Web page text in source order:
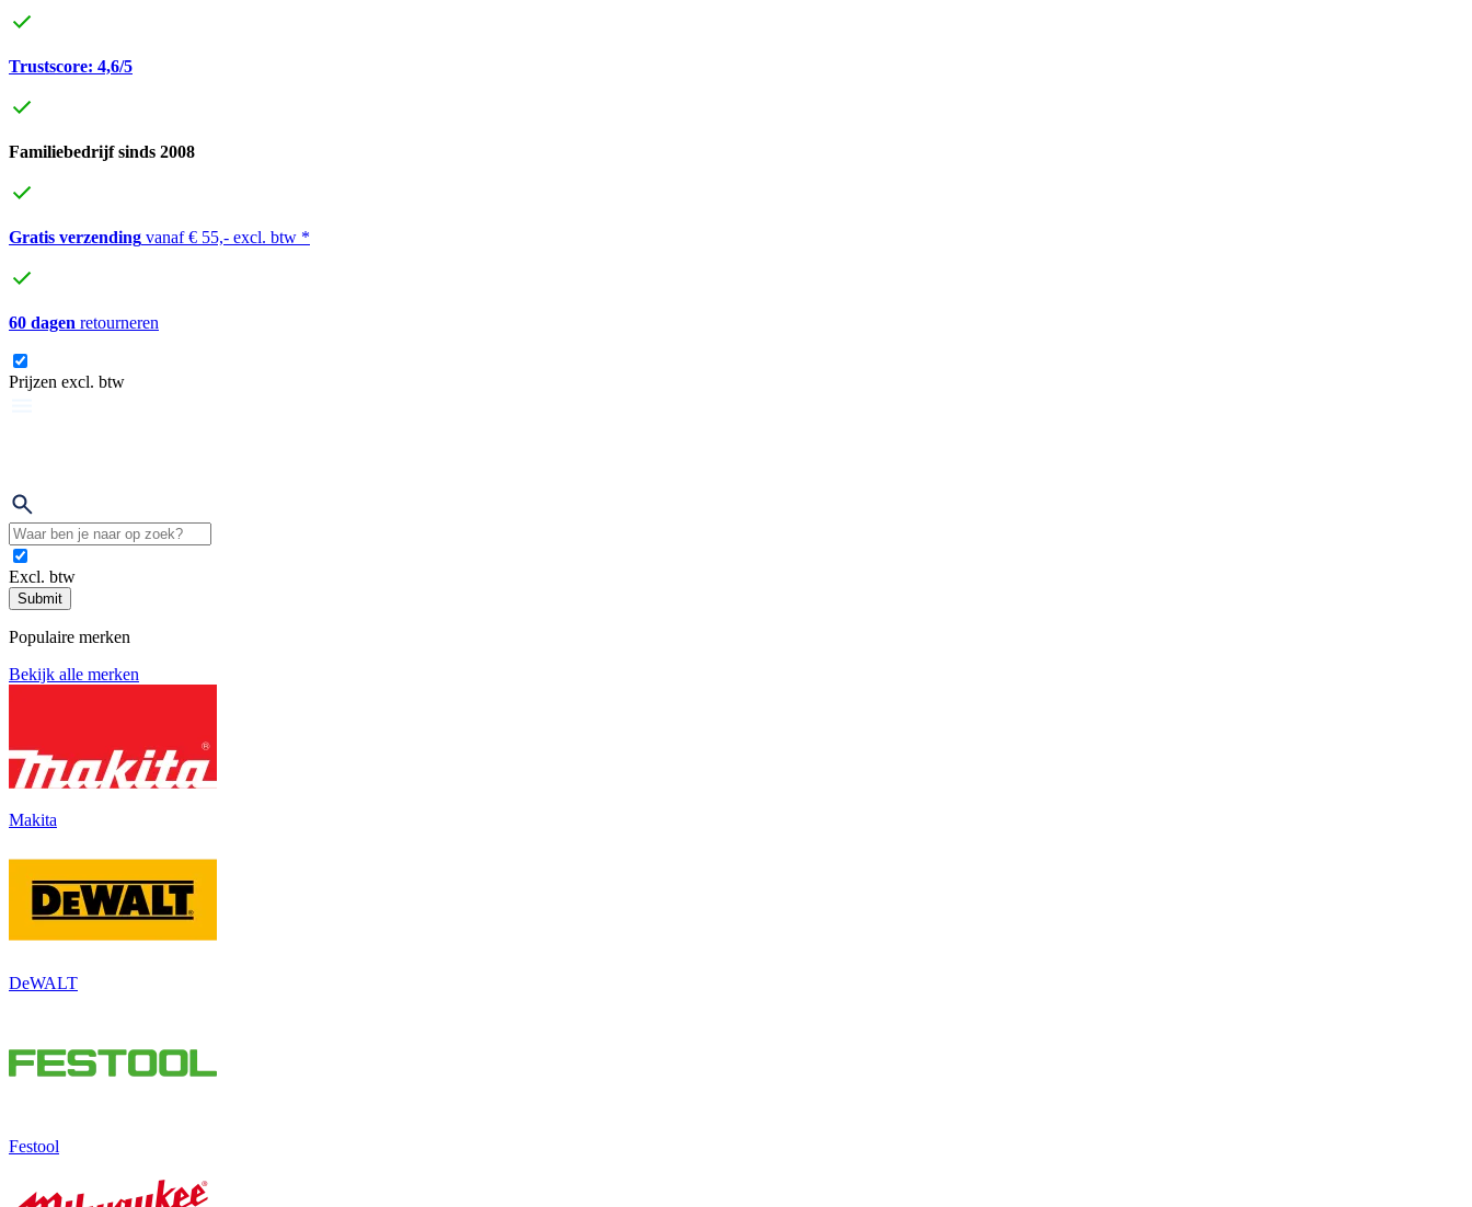
Trustscore: 4,6/5
Familiebedrijf sinds 2008
Gratis verzending vanaf € 55,- excl. btw *
60 dagen retourneren
Prijzen excl. btw
Excl. btw
Submit
Populaire merken
Bekijk alle merken
Makita
DeWALT
Festool